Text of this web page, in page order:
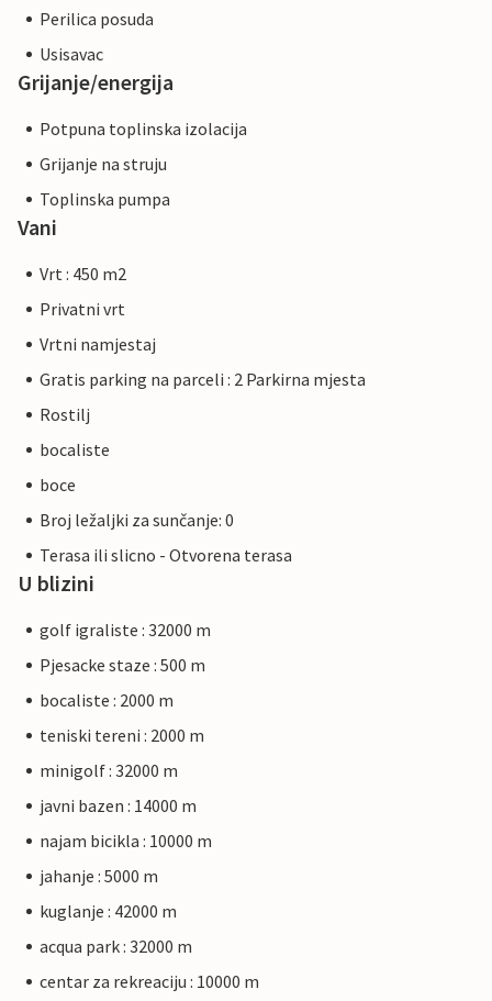
Perilica posuda
Usisavac
Grijanje/energija
Potpuna toplinska izolacija
Grijanje na struju
Toplinska pumpa
Vani
Vrt : 450 m2
Privatni vrt
Vrtni namjestaj
Gratis parking na parceli : 2 Parkirna mjesta
Rostilj
bocaliste
boce
Broj ležaljki za sunčanje: 0
Terasa ili slicno - Otvorena terasa
U blizini
golf igraliste : 32000 m
Pjesacke staze : 500 m
bocaliste : 2000 m
teniski tereni : 2000 m
minigolf : 32000 m
javni bazen : 14000 m
najam bicikla : 10000 m
jahanje : 5000 m
kuglanje : 42000 m
acqua park : 32000 m
centar za rekreaciju : 10000 m